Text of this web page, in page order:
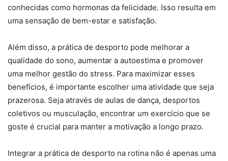
conhecidas como hormonas da felicidade. Isso resulta em
uma sensação de bem-estar e satisfação.
Além disso, a prática de desporto pode melhorar a
qualidade do sono, aumentar a autoestima e promover
uma melhor gestão do stress. Para maximizar esses
benefícios, é importante escolher uma atividade que seja
prazerosa. Seja através de aulas de dança, desportos
coletivos ou musculação, encontrar um exercício que se
goste é crucial para manter a motivação a longo prazo.
Integrar a prática de desporto na rotina não é apenas uma